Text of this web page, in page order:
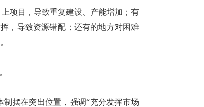
项目，导致重复建设、产能增加；有
，导致资源错配；还有的地方对困难
摆在突出位置，强调“充分发挥市场